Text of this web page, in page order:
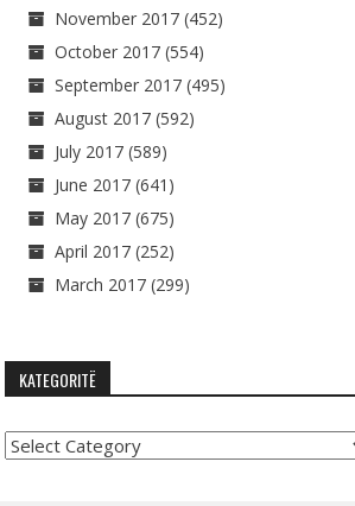
November 2017 (452)
October 2017 (554)
September 2017 (495)
August 2017 (592)
July 2017 (589)
June 2017 (641)
May 2017 (675)
April 2017 (252)
March 2017 (299)
KATEGORITË
Kategoritë